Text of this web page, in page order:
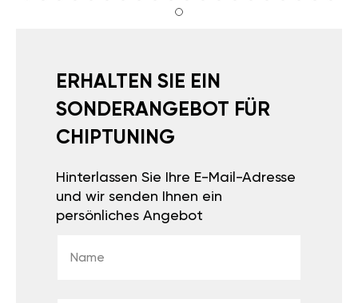
ERHALTEN SIE EIN
SONDERANGEBOT FÜR
CHIPTUNING
Hinterlassen Sie Ihre E-Mail-Adresse
und wir senden Ihnen ein
persönliches Angebot